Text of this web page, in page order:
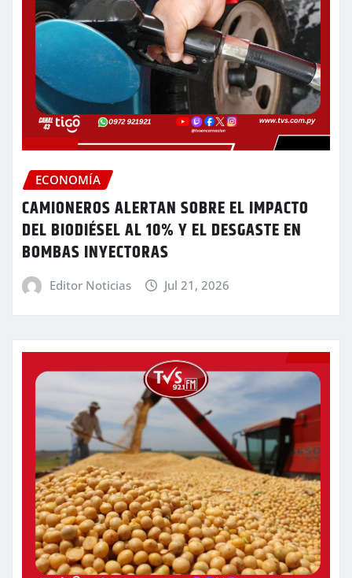
ECONOMÍA
CAMIONEROS ALERTAN SOBRE EL IMPACTO
DEL BIODIÉSEL AL 10% Y EL DESGASTE EN
BOMBAS INYECTORAS
Editor Noticias Jul 21, 2026